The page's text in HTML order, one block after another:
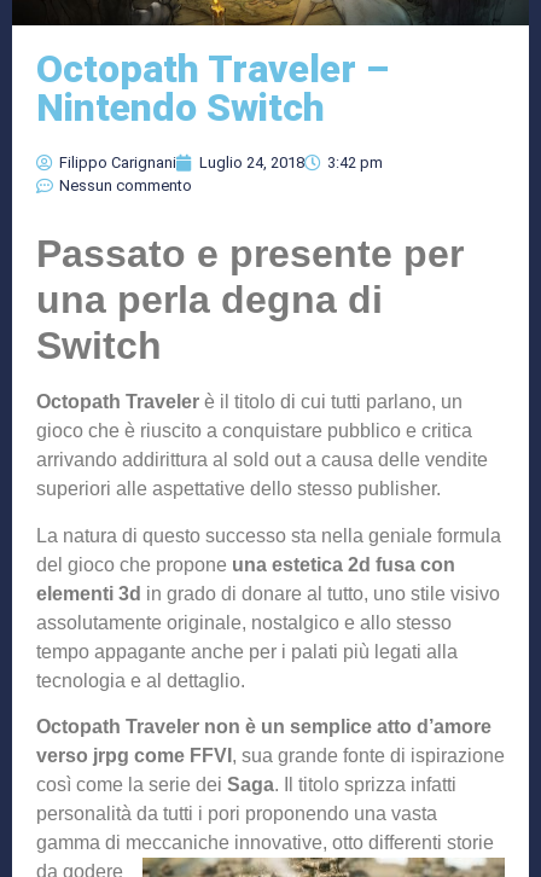
Octopath Traveler –
Nintendo Switch
Filippo Carignani Luglio 24, 2018
3:42 pm
Nessun commento
Passato e presente per
una perla degna di
Switch
Octopath Traveler è il titolo di cui tutti parlano, un
gioco che è riuscito a conquistare pubblico e critica
arrivando addirittura al sold out a causa delle vendite
superiori alle aspettative dello stesso publisher.
La natura di questo successo sta nella geniale formula
del gioco che propone una estetica 2d fusa con
elementi 3d in grado di donare al tutto, uno stile visivo
assolutamente originale, nostalgico e allo stesso
tempo appagante anche per i palati più legati alla
tecnologia e al dettaglio.
Octopath Traveler non è un semplice atto d’amore
verso jrpg come FFVI , sua grande fonte di ispirazione
così come la serie dei Saga. Il titolo sprizza infatti
personalità da tutti i pori proponendo una vasta
gamma di meccaniche innovative, otto differenti storie
da godere